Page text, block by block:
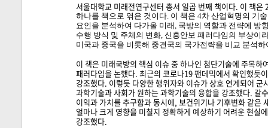
서울대학교 미래전연구센터 총서 일곱 번째 책이다. 이 책은
하나를 책으로 엮은 것이다. 이 책은 4차 산업혁명의 기
요인을 분석하여 다가올 미래, 국방의 역할과 전략에 방
수행 방식 및 주체의 변화, 신흥안보 패러다임의 부상이
미국과 중국을 비롯해 중견국의 국가전략을 비교 분석
이 책은 미래국방의 핵심 이슈 중 하나인 첨단기술에 주목
패러다임을 논했다. 최근의 코로나19 팬데믹에서 확인했듯
강조했다. 이렇듯 다양한 행위자와 이슈가 상호 연계되어 군
과학기술과 사회가 원하는 과학기술의 융합을 강조했다. 갈
이익과 가치를 추구함과 동시에, 보건위기나 기후변화 같은
얼마나 크게 영향을 미칠지 정확하게 예상하기 어려운 현실
강조했다.